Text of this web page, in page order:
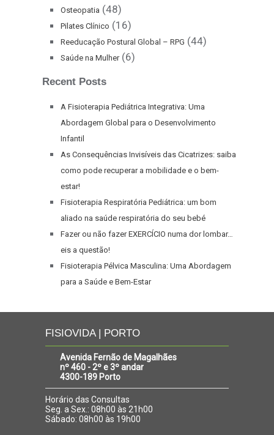
Osteopatia (48)
Pilates Clínico (16)
Reeducação Postural Global – RPG (44)
Saúde na Mulher(6)
Recent Posts
A Fisioterapia Pediátrica Integrativa: Uma
Abordagem Global para o Desenvolvimento
Infantil
As Consequências Invisíveis das Cicatrizes: saiba
como pode recuperar a mobilidade e o bem-
estar!
Fisioterapia Respiratória Pediátrica: um bom
aliado na saúde respiratória do seu bebé
Fazer ou não fazer EXERCÍCIO numa dor lombar…
eis a questão!
Fisioterapia Pélvica Masculina: Uma Abordagem
para a Saúde e Bem-Estar
FISIOVIDA | PORTO
Avenida Fernão de Magalhães
nº 460 - 2º e 3º andar
4300-189 Porto
Horário das Consultas
Seg. a Sex.: 08h00 às 21h00
Sábado: 08h00 às 19h00